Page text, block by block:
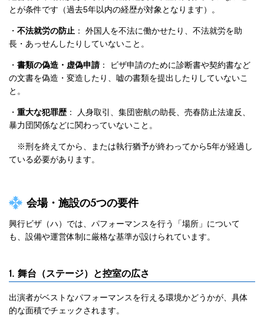
とが条件です（過去5年以内の経歴が対象となります）。
・ 不法就労の防止 ： 外国人を不法に働かせたり、不法就労を助
長・あっせんしたりしていないこと。
・ 書類の偽造・虚偽申請： ビザ申請のために診断書や契約書など
の文書を偽造・変造したり、嘘の書類を提出したりしていないこ
と。
・ 重大な犯罪歴 ： 人身取引、集団密航の助長、売春防止法違反、
暴力団関係などに関わっていないこと。
※刑を終えてから、または執行猶予が終わってから5年が経過し
ている必要があります。
会場・施設の5つの要件
興行ビザ（ハ）では、パフォーマンスを行う「場所」について
も、設備や運営体制に厳格な基準が設けられています。
1. 舞台（ステージ）と控室の広さ
出演者がベストなパフォーマンスを行える環境かどうかが、具体
的な面積でチェックされます。